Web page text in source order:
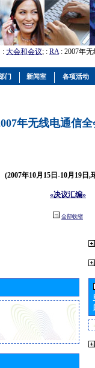
: 大会和会议; : RA: 2007年
年无线电通信
(2007年10月15日-10月19日,
«决议汇编»
全部收缩
门 新闻室 各项活动